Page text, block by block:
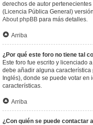
derechos de autor pertenecientes
(Licencia Pública General)
About phpBB para más detalles.
Arriba
¿Por qué este foro no tiene tal
Este foro fue escrito y licenciado
debe añadir alguna característica
Inglés), donde se puede votar
características.
Arriba
¿Con quién se puede contactar